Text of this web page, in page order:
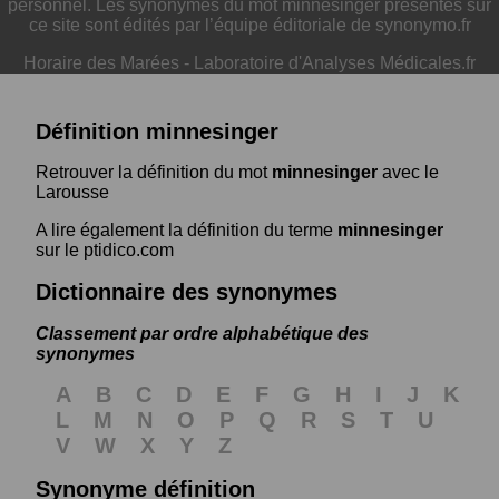
personnel. Les synonymes du mot minnesinger présentés sur
ce site sont édités par l’équipe éditoriale de synonymo.fr
Horaire des Marées - Laboratoire d'Analyses Médicales.fr
Définition minnesinger
Retrouver la définition du mot minnesinger avec le
Larousse
A lire également la définition du terme minnesinger
sur le ptidico.com
Dictionnaire des synonymes
Classement par ordre alphabétique des
synonymes
A B C D E F G H I J
K
L
M N O P Q R S T
U
V
W X Y
Z
Synonyme définition